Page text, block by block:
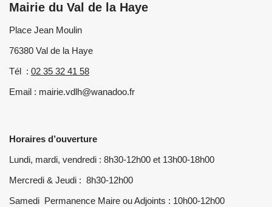
Mairie du Val de la Haye
Place Jean Moulin
76380 Val de la Haye
Tél : 02 35 32 41 58
Email : mairie.vdlh@wanadoo.fr
Horaires d’ouverture
Lundi, mardi, vendredi : 8h30-12h00 et 13h00-18h00
Mercredi & Jeudi : 8h30-12h00
Samedi Permanence Maire ou Adjoints : 10h00-12h00